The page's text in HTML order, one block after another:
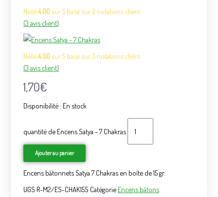
Noté4.00 sur 5 basé sur3 notations client
(3 avis client)
Noté4.00 sur 5 basé sur3 notations client
(3 avis client)
1,70€
Disponibilité : En stock
quantité de Encens Satya - 7 Chakras
Ajouter au panier
Encens bâtonnets Satya 7 Chakras en boîte de 15 gr.
UGS R-M2/ES-CHAK15S Catégorie Encens bâtons